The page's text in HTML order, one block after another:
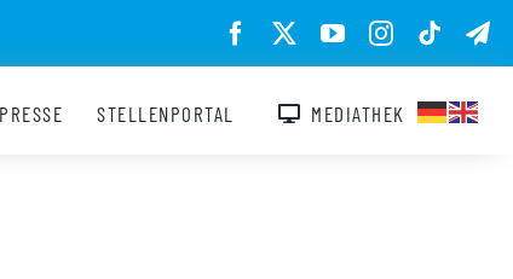
PRESSE STELLENPORTAL MEDIATHEK